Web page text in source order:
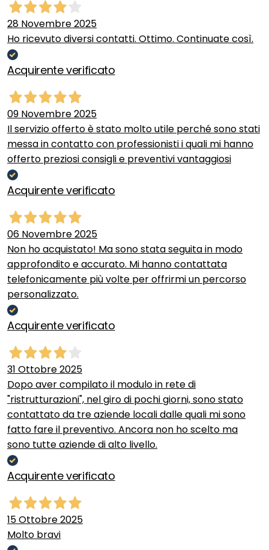
28 Novembre 2025
Ho ricevuto diversi contatti. Ottimo. Continuate così.
Acquirente verificato
09 Novembre 2025
Il servizio offerto è stato molto utile perché sono stati
messa in contatto con professionisti i quali mi hanno
offerto preziosi consigli e preventivi vantaggiosi
Acquirente verificato
06 Novembre 2025
Non ho acquistato! Ma sono stata seguita in modo
approfondito e accurato. Mi hanno contattata
telefonicamente più volte per offrirmi un percorso
personalizzato.
Acquirente verificato
31 Ottobre 2025
Dopo aver compilato il modulo in rete di
"ristrutturazioni", nel giro di pochi giorni, sono stato
contattato da tre aziende locali dalle quali mi sono
fatto fare il preventivo. Ancora non ho scelto ma
sono tutte aziende di alto livello.
Acquirente verificato
15 Ottobre 2025
Molto bravi